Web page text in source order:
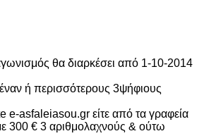
θα διαρκέσει από 1-10-2014
ή περισσότερους 3ψήφιους
e-asfaleiasou.gr είτε από τα γραφεία
300 € 3 αριθμολαχνούς & ούτω